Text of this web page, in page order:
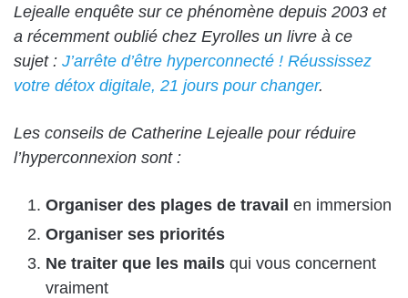
Lejealle enquête sur ce phénomène depuis 2003 et
a récemment oublié chez Eyrolles un livre à ce
sujet : J’arrête d’être hyperconnecté ! Réussissez
votre détox digitale, 21 jours pour changer.
Les conseils de Catherine Lejealle pour réduire
l’hyperconnexion sont :
Organiser des plages de travail en immersion
Organiser ses priorités
Ne traiter que les mails qui vous concernent
vraiment